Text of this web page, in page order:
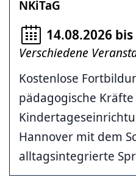
NKiTaG
14.08.2026
Verschiedene
Kostenlose
pädagogische
Hannover mit dem
alltagsintegrierte